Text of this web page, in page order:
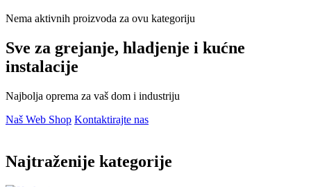
Nema aktivnih proizvoda za ovu kategoriju
Sve za grejanje, hladjenje i kućne
instalacije
Najbolja oprema za vaš dom i industriju
Naš Web Shop Kontaktirajte nas
Najtraženije kategorije